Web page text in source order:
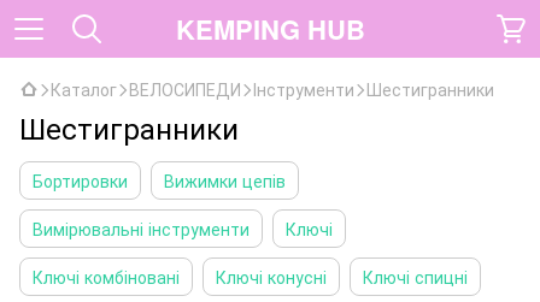
KEMPING HUB
Каталог ВЕЛОСИПЕДИ Інструменти Шестигранники
Шестигранники
Бортировки
Вижимки цепів
Вимірювальні інструменти
Ключі
Ключі комбіновані
Ключі конусні
Ключі спицні